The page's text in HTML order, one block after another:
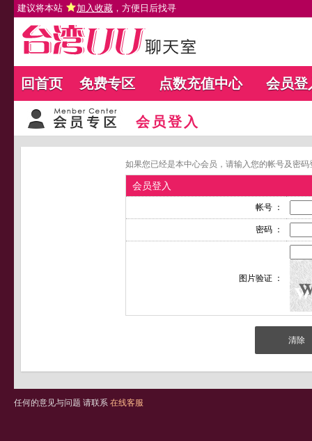
建议将本站 加入收藏 ，方便日后找寻
回首页 免费专区 点数充值中心 会员登
会员登入
如果您已经是本中心会员，请输入您的帐号及密
会员登入
帐号 ：
密码 ：
图片验证 ：
任何的意见与问题 请联系 在线客服